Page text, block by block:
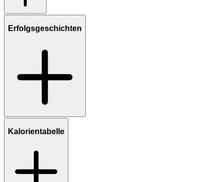
Erfolgsgeschichten
Kalorientabelle